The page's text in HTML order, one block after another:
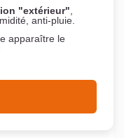
"extérieur"
anti-pluie.
apparaître le